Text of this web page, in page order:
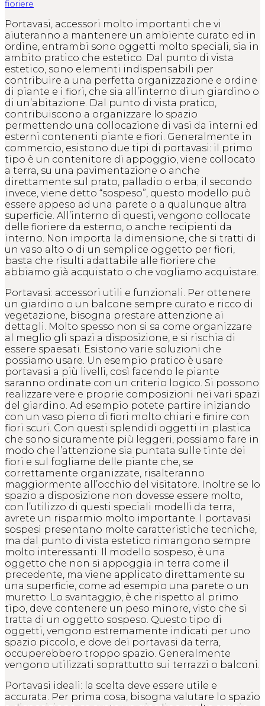
fioriere
Portavasi, accessori molto importanti che vi
aiuteranno a mantenere un ambiente curato ed in
ordine, entrambi sono oggetti molto speciali, sia in
ambito pratico che estetico. Dal punto di vista
estetico, sono elementi indispensabili per
contribuire a una perfetta organizzazione e ordine
di piante e i fiori, che sia all’interno di un giardino o
di un’abitazione. Dal punto di vista pratico,
contribuiscono a organizzare lo spazio
permettendo una collocazione di vasi da interni ed
esterni contenenti piante e fiori. Generalmente in
commercio, esistono due tipi di portavasi: il primo
tipo è un contenitore di appoggio, viene collocato
a terra, su una pavimentazione o anche
direttamente sul prato, palladio o erba; il secondo
invece, viene detto “sospeso”, questo modello può
essere appeso ad una parete o a qualunque altra
superficie. All’interno di questi, vengono collocate
delle fioriere da esterno, o anche recipienti da
interno. Non importa la dimensione, che si tratti di
un vaso alto o di un semplice oggetto per fiori,
basta che risulti adattabile alle fioriere che
abbiamo già acquistato o che vogliamo acquistare.
Portavasi: accessori utili e funzionali. Per ottenere
un giardino o un balcone sempre curato e ricco di
vegetazione, bisogna prestare attenzione ai
dettagli. Molto spesso non si sa come organizzare
al meglio gli spazi a disposizione, e si rischia di
essere spaesati. Esistono varie soluzioni che
possiamo usare. Un esempio pratico è usare
portavasi a più livelli, così facendo le piante
saranno ordinate con un criterio logico. Si possono
realizzare vere e proprie composizioni nei vari spazi
del giardino. Ad esempio potete partire iniziando
con un vaso pieno di fiori molto chiari e finire con
fiori scuri. Con questi splendidi oggetti in plastica
che sono sicuramente più leggeri, possiamo fare in
modo che l’attenzione sia puntata sulle tinte dei
fiori e sul fogliame delle piante che, se
correttamente organizzate, risalteranno
maggiormente all’occhio del visitatore. Inoltre se lo
spazio a disposizione non dovesse essere molto,
con l’utilizzo di questi speciali modelli da terra,
avrete un risparmio molto importante. I portavasi
sospesi presentano molte caratteristiche tecniche,
ma dal punto di vista estetico rimangono sempre
molto interessanti. Il modello sospeso, è una
oggetto che non si appoggia in terra come il
precedente, ma viene applicato direttamente su
una superficie, come ad esempio una parete o un
muretto. Lo svantaggio, è che rispetto al primo
tipo, deve contenere un peso minore, visto che si
tratta di un oggetto sospeso. Questo tipo di
oggetti, vengono estremamente indicati per uno
spazio piccolo, e dove dei portavasi da terra,
occuperebbero troppo spazio. Generalmente
vengono utilizzati soprattutto sui terrazzi o balconi.
Portavasi ideali: la scelta deve essere utile e
accurata. Per prima cosa, bisogna valutare lo spazio